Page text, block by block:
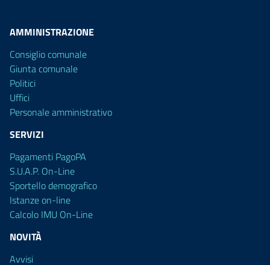
AMMINISTRAZIONE
Consiglio comunale
Giunta comunale
Politici
Uffici
Personale amministrativo
SERVIZI
Pagamenti PagoPA
S.U.A.P. On-Line
Sportello demografico
Istanze on-line
Calcolo IMU On-Line
NOVITÀ
Avvisi